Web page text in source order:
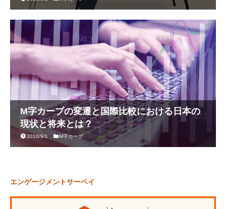
M字カーブの変遷と国際比較における日本の
現状と将来とは？
2018/9/1 M字カーブ
エンゲージメントサーベイ